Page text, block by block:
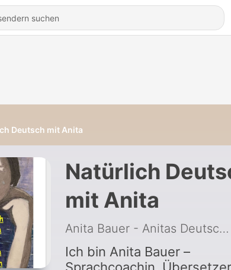
Deutsch mit Anita
Natürlich
mit Anita
Anita Bauer - Anitas Deutsch-Dojo
Ich bin Anita Bauer –